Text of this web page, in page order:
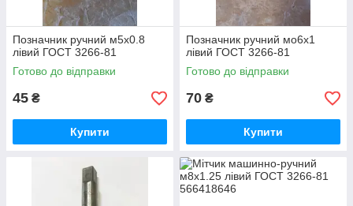
Позначник ручний м5х0.8
лівий ГОСТ 3266-81
Готово до відправки
45 ₴
Купити
Позначник ручний мо6х1
лівий ГОСТ 3266-81
Готово до відправки
70 ₴
Купити